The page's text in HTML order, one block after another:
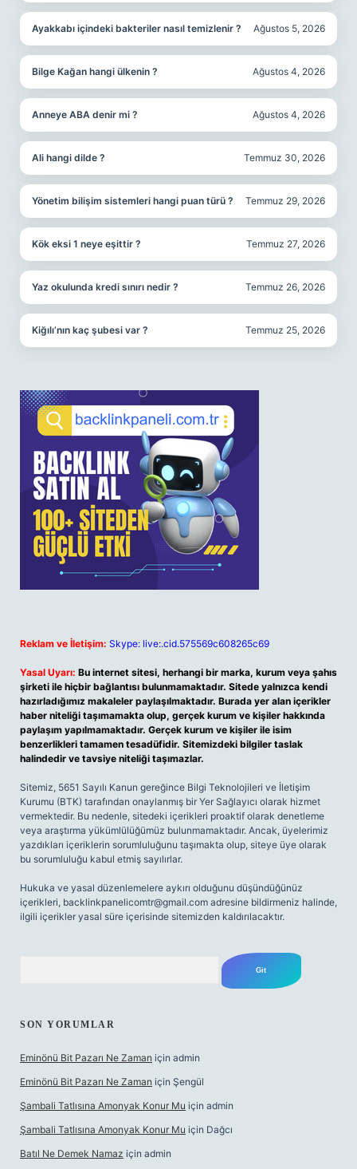
Ayakkabı içindeki bakteriler nasıl temizlenir ? Ağustos 5, 2026
Bilge Kağan hangi ülkenin ? Ağustos 4, 2026
Anneye ABA denir mi ? Ağustos 4, 2026
Ali hangi dilde ? Temmuz 30, 2026
Yönetim bilişim sistemleri hangi puan türü ? Temmuz 29, 2026
Kök eksi 1 neye eşittir ? Temmuz 27, 2026
Yaz okulunda kredi sınırı nedir ? Temmuz 26, 2026
Kiğılı’nın kaç şubesi var ? Temmuz 25, 2026
Reklam ve İletişim: Skype: live:.cid.575569c608265c69
Yasal Uyarı: Bu internet sitesi, herhangi bir marka, kurum veya şahıs
şirketi ile hiçbir bağlantısı bulunmamaktadır. Sitede yalnızca kendi
hazırladığımız makaleler paylaşılmaktadır. Burada yer alan içerikler
haber niteliği taşımamakta olup, gerçek kurum ve kişiler hakkında
paylaşım yapılmamaktadır. Gerçek kurum ve kişiler ile isim
benzerlikleri tamamen tesadüfidir. Sitemizdeki bilgiler taslak
halindedir ve tavsiye niteliği taşımazlar.
Sitemiz, 5651 Sayılı Kanun gereğince Bilgi Teknolojileri ve İletişim
Kurumu (BTK) tarafından onaylanmış bir Yer Sağlayıcı olarak hizmet
vermektedir. Bu nedenle, sitedeki içerikleri proaktif olarak denetleme
veya araştırma yükümlülüğümüz bulunmamaktadır. Ancak, üyelerimiz
yazdıkları içeriklerin sorumluluğunu taşımakta olup, siteye üye olarak
bu sorumluluğu kabul etmiş sayılırlar.
Hukuka ve yasal düzenlemelere aykırı olduğunu düşündüğünüz
içerikleri, backlinkpanelicomtr@gmail.com adresine bildirmeniz halinde,
ilgili içerikler yasal süre içerisinde sitemizden kaldırılacaktır.
SON YORUMLAR
Eminönü Bit Pazarı Ne Zaman için admin
Eminönü Bit Pazarı Ne Zaman için Şengül
Şambali Tatlısına Amonyak Konur Mu için admin
Şambali Tatlısına Amonyak Konur Mu için Dağcı
Batıl Ne Demek Namaz için admin